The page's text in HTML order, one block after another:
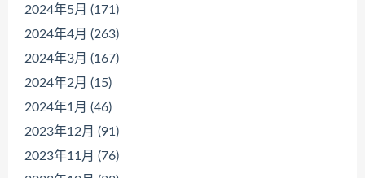
2024年5月 (171)
2024年4月 (263)
2024年3月 (167)
2024年2月 (15)
2024年1月 (46)
2023年12月 (91)
2023年11月 (76)